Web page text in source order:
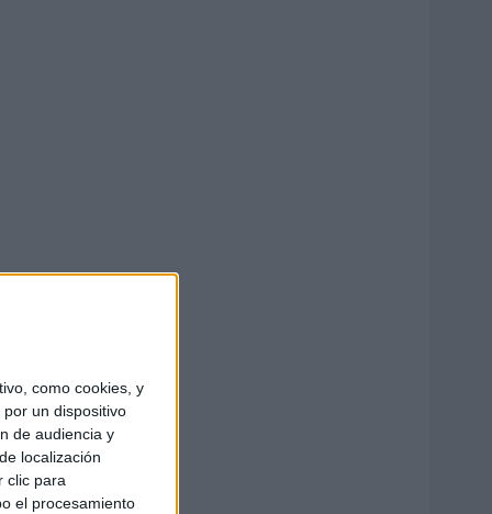
como cookies, y
un dispositivo
de audiencia y
localización
clic para
el procesamiento